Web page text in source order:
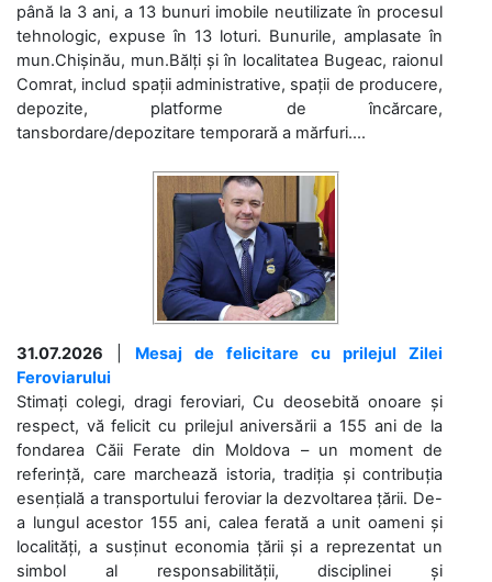
până la 3 ani, a 13 bunuri imobile neutilizate în procesul
tehnologic, expuse în 13 loturi. Bunurile, amplasate în
mun.Chișinău, mun.Bălți și în localitatea Bugeac, raionul
Comrat, includ spații administrative, spații de producere,
depozite, platforme de încărcare,
tansbordare/depozitare temporară a mărfuri....
31.07.2026
Mesaj de felicitare cu prilejul Zilei
Feroviarului
Stimați colegi, dragi feroviari, Cu deosebită onoare și
respect, vă felicit cu prilejul aniversării a 155 ani de la
fondarea Căii Ferate din Moldova – un moment de
referință, care marchează istoria, tradiția și contribuția
esențială a transportului feroviar la dezvoltarea țării. De-
a lungul acestor 155 ani, calea ferată a unit oameni și
localități, a susținut economia țării și a reprezentat un
simbol al responsabilității, disciplinei și